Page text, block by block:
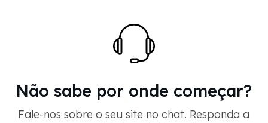
Não sabe por onde começar?
Fale-nos sobre o seu site no chat. Responda a